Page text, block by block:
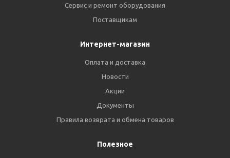
Сервис и ремонт оборудования
Поставщикам
Интернет-магазин
Оплата и доставка
Новости
Акции
Документы
Правила возврата и обмена товаров
Полезное